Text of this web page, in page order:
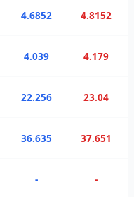
4.6852 4.8152
4.039 4.179
22.256 23.04
36.635 37.651
- -